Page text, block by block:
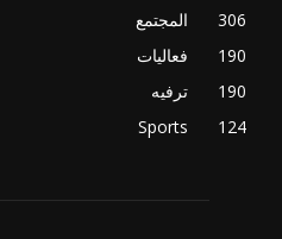
المجتمع
306
فعاليات
190
ترفيه
190
Sports
124